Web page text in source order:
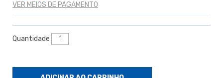
VER MEIOS DE PAGAMENTO
Quantidade